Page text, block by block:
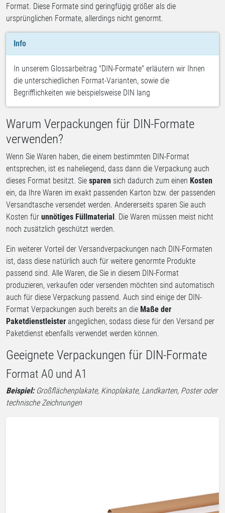
Format. Diese Formate sind geringfügig größer als die
ursprünglichen Formate, allerdings nicht genormt.
Info
In unserem Glossarbeitrag "DIN-Formate" erläutern wir Ihnen
die unterschiedlichen Format-Varianten, sowie die
Begrifflichkeiten wie beispielsweise DIN lang
Warum Verpackungen für DIN-Formate
verwenden?
Wenn Sie Waren haben, die einem bestimmten DIN-Format
entsprechen, ist es naheliegend, dass dann die Verpackung auch
dieses Format besitzt. Sie sparen sich dadurch zum einen Kosten
ein, da Ihre Waren im exakt passenden Karton bzw. der passenden
Versandtasche versendet werden. Andererseits sparen Sie auch
Kosten für unnötiges Füllmaterial. Die Waren müssen meist nicht
noch zusätzlich geschützt werden.
Ein weiterer Vorteil der Versandverpackungen nach DIN-Formaten
ist, dass diese natürlich auch für weitere genormte Produkte
passend sind. Alle Waren, die Sie in diesem DIN-Format
produzieren, verkaufen oder versenden möchten sind automatisch
auch für diese Verpackung passend. Auch sind einige der DIN-
Format Verpackungen auch bereits an die Maße der
Paketdienstleister angeglichen, sodass diese für den Versand per
Paketdienst ebenfalls verwendet werden können.
Geeignete Verpackungen für DIN-Formate
Format A0 und A1
Beispiel: Großflächenplakate, Kinoplakate, Landkarten, Poster oder
technische Zeichnungen